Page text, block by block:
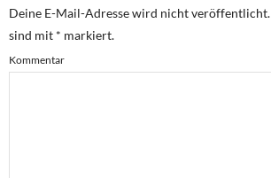
Deine E-Mail-Adresse wird nicht veröffentlicht.
sind mit * markiert.
Kommentar